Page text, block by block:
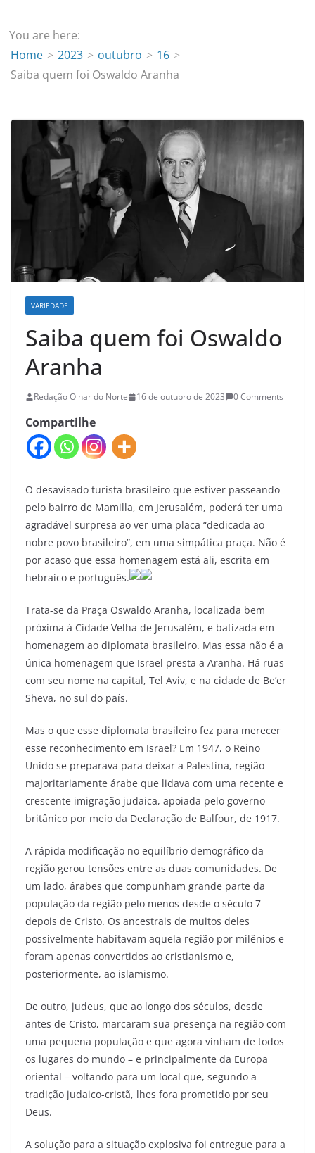
You are here:
Home
2023 outubro
16
Saiba quem foi Oswaldo Aranha
VARIEDADE
Saiba quem foi Oswaldo
Aranha
Redação Olhar do Norte 16 de outubro de 2023 0 Comments
Compartilhe
O desavisado turista brasileiro que estiver passeando
pelo bairro de Mamilla, em Jerusalém, poderá ter uma
agradável surpresa ao ver uma placa “dedicada ao
nobre povo brasileiro”, em uma simpática praça. Não é
por acaso que essa homenagem está ali, escrita em
hebraico e português.
Trata-se da Praça Oswaldo Aranha, localizada bem
próxima à Cidade Velha de Jerusalém, e batizada em
homenagem ao diplomata brasileiro. Mas essa não é a
única homenagem que Israel presta a Aranha. Há ruas
com seu nome na capital, Tel Aviv, e na cidade de Be’er
Sheva, no sul do país.
Mas o que esse diplomata brasileiro fez para merecer
esse reconhecimento em Israel? Em 1947, o Reino
Unido se preparava para deixar a Palestina, região
majoritariamente árabe que lidava com uma recente e
crescente imigração judaica, apoiada pelo governo
britânico por meio da Declaração de Balfour, de 1917.
A rápida modificação no equilíbrio demográfico da
região gerou tensões entre as duas comunidades. De
um lado, árabes que compunham grande parte da
população da região pelo menos desde o século 7
depois de Cristo. Os ancestrais de muitos deles
possivelmente habitavam aquela região por milênios e
foram apenas convertidos ao cristianismo e,
posteriormente, ao islamismo.
De outro, judeus, que ao longo dos séculos, desde
antes de Cristo, marcaram sua presença na região com
uma pequena população e que agora vinham de todos
os lugares do mundo – e principalmente da Europa
oriental – voltando para um local que, segundo a
tradição judaico-cristã, lhes fora prometido por seu
Deus.
A solução para a situação explosiva foi entregue para a